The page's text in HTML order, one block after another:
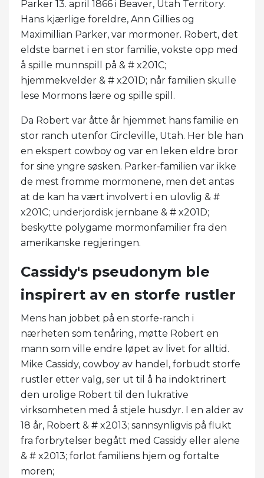
Parker 13. april 1866 i Beaver, Utah Territory.
Hans kjærlige foreldre, Ann Gillies og
Maximillian Parker, var mormoner. Robert, det
eldste barnet i en stor familie, vokste opp med
å spille munnspill på & # x201C;
hjemmekvelder & # x201D; når familien skulle
lese Mormons lære og spille spill.
Da Robert var åtte år hjemmet hans familie en
stor ranch utenfor Circleville, Utah. Her ble han
en ekspert cowboy og var en leken eldre bror
for sine yngre søsken. Parker-familien var ikke
de mest fromme mormonene, men det antas
at de kan ha vært involvert i en ulovlig & #
x201C; underjordisk jernbane & # x201D;
beskytte polygame mormonfamilier fra den
amerikanske regjeringen.
Cassidy's pseudonym ble
inspirert av en storfe rustler
Mens han jobbet på en storfe-ranch i
nærheten som tenåring, møtte Robert en
mann som ville endre løpet av livet for alltid.
Mike Cassidy, cowboy av handel, forbudt storfe
rustler etter valg, ser ut til å ha indoktrinert
den urolige Robert til den lukrative
virksomheten med å stjele husdyr. I en alder av
18 år, Robert & # x2013; sannsynligvis på flukt
fra forbrytelser begått med Cassidy eller alene
& # x2013; forlot familiens hjem og fortalte
moren;